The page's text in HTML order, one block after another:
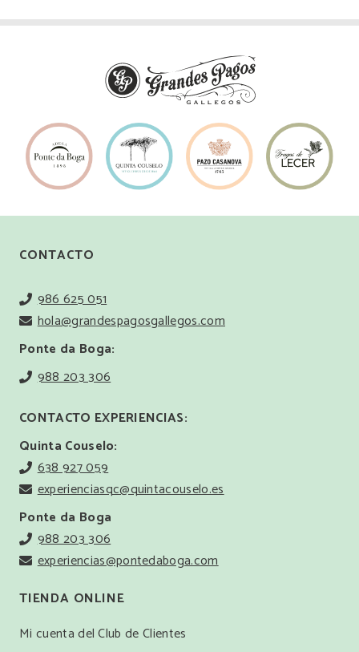
CONTACTO
986 625 051
hola@grandespagosgallegos.com
Ponte da Boga:
988 203 306
CONTACTO EXPERIENCIAS:
Quinta Couselo:
638 927 059
experienciasqc@quintacouselo.es
Ponte da Boga
988 203 306
experiencias@pontedaboga.com
TIENDA ONLINE
Mi cuenta del Club de Clientes